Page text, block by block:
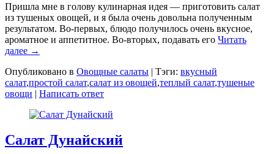
Пришла мне в голову кулинарная идея — приготовить салат
из тушеных овощей, и я была очень довольна полученным
результатом. Во-первых, блюдо получилось очень вкусное,
ароматное и аппетитное. Во-вторых, подавать его Читать
далее →
Опубликовано в Овощные салаты | Тэги: вкусный
салат,простой салат,салат из овощей,теплый салат,тушеные
овощи | Написать ответ
Салат Дунайский